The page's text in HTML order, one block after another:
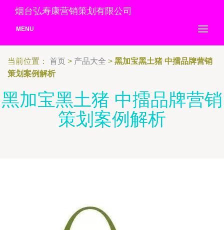
烟台弘寿康营销策划有限公司
MENU
当前位置： 首页 > 产品大全 > 黑加宝黑土猪 中擂品牌营销
策划案例解析
黑加宝黑土猪 中擂品牌营销
策划案例解析